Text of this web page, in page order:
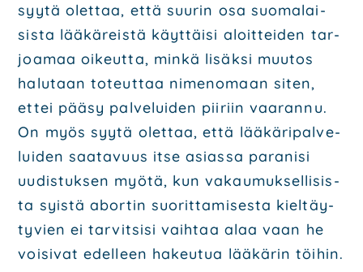
syy­tä olet­taa, että suu­rin osa suo­ma­lai­
sis­ta lää­kä­reis­tä käyt­täi­si aloit­tei­den tar­
joa­maa oikeut­ta, min­kä lisäk­si muu­tos
halu­taan toteut­taa nime­no­maan siten,
ettei pää­sy pal­ve­lui­den pii­riin vaa­ran­nu.
On myös syy­tä olet­taa, että lää­kä­ri­pal­ve­
lui­den saa­ta­vuus itse asias­sa para­ni­si
uudis­tuk­sen myö­tä, kun vakau­muk­sel­li­sis­
ta syis­tä abor­tin suo­rit­ta­mi­ses­ta kiel­täy­
ty­vien ei tar­vit­si­si vaih­taa alaa vaan he
voi­si­vat edel­leen hakeu­tua lää­kä­rin töi­hin.